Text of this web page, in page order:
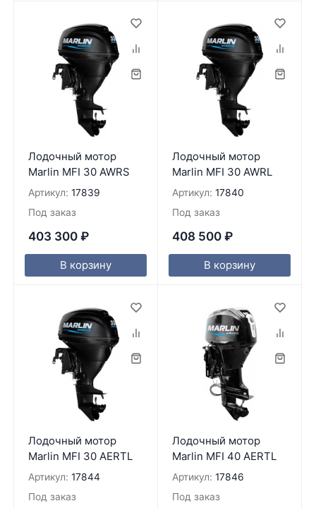
Лодочный мотор
Marlin MFI 30 AWRS
Артикул: 17839
Под заказ
403 300 ₽
В корзину
Лодочный мотор
Marlin MFI 30 AWRL
Артикул: 17840
Под заказ
408 500 ₽
В корзину
Лодочный мотор
Marlin MFI 30 AERTL
Артикул: 17844
Под заказ
Лодочный мотор
Marlin MFI 40 AERTL
Артикул: 17846
Под заказ